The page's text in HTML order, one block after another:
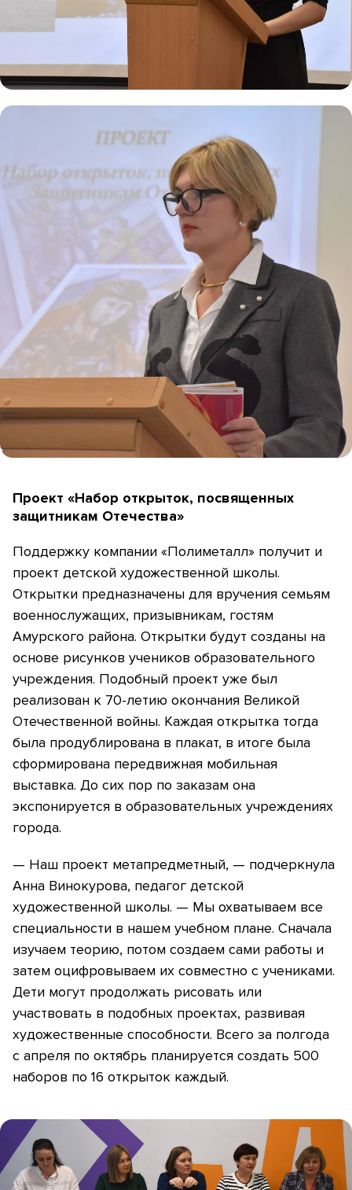
Проект «Набор открыток, посвященных
защитникам Отечества»
Поддержку компании «Полиметалл» получит и
проект детской художественной школы.
Открытки предназначены для вручения семьям
военнослужащих, призывникам, гостям
Амурского района. Открытки будут созданы на
основе рисунков учеников образовательного
учреждения. Подобный проект уже был
реализован к 70-летию окончания Великой
Отечественной войны. Каждая открытка тогда
была продублирована в плакат, в итоге была
сформирована передвижная мобильная
выставка. До сих пор по заказам она
экспонируется в образовательных учреждениях
города.
— Наш проект метапредметный, — подчеркнула
Анна Винокурова, педагог детской
художественной школы. — Мы охватываем все
специальности в нашем учебном плане. Сначала
изучаем теорию, потом создаем сами работы и
затем оцифровываем их совместно с учениками.
Дети могут продолжать рисовать или
участвовать в подобных проектах, развивая
художественные способности. Всего за полгода
с апреля по октябрь планируется создать 500
наборов по 16 открыток каждый.